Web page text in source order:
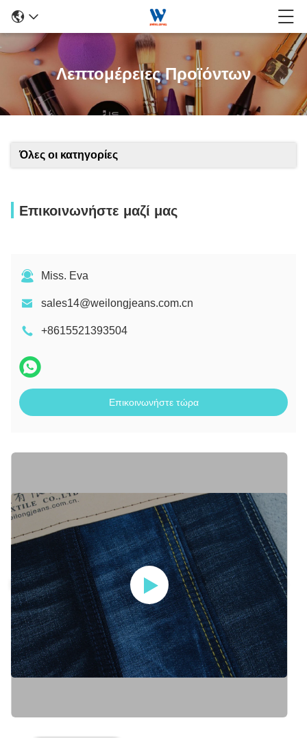
Λεπτομέρειες Προϊόντων
Όλες οι κατηγορίες
Επικοινωνήστε μαζί μας
Miss. Eva
sales14@weilongjeans.com.cn
+8615521393504
Επικοινωνήστε τώρα